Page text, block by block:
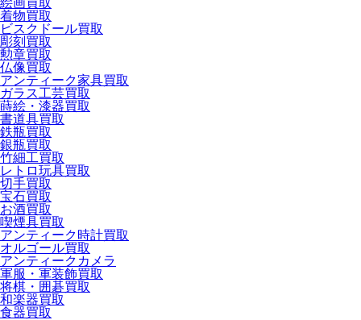
絵画買取
着物買取
ビスクドール買取
彫刻買取
勲章買取
仏像買取
アンティーク家具買取
ガラス工芸買取
蒔絵・漆器買取
書道具買取
鉄瓶買取
銀瓶買取
竹細工買取
レトロ玩具買取
切手買取
宝石買取
お酒買取
喫煙具買取
アンティーク時計買取
オルゴール買取
アンティークカメラ
軍服・軍装飾買取
将棋・囲碁買取
和楽器買取
食器買取